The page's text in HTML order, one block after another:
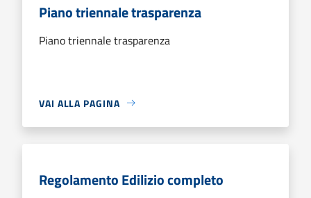
Piano triennale trasparenza
Piano triennale trasparenza
VAI ALLA PAGINA
Regolamento Edilizio completo